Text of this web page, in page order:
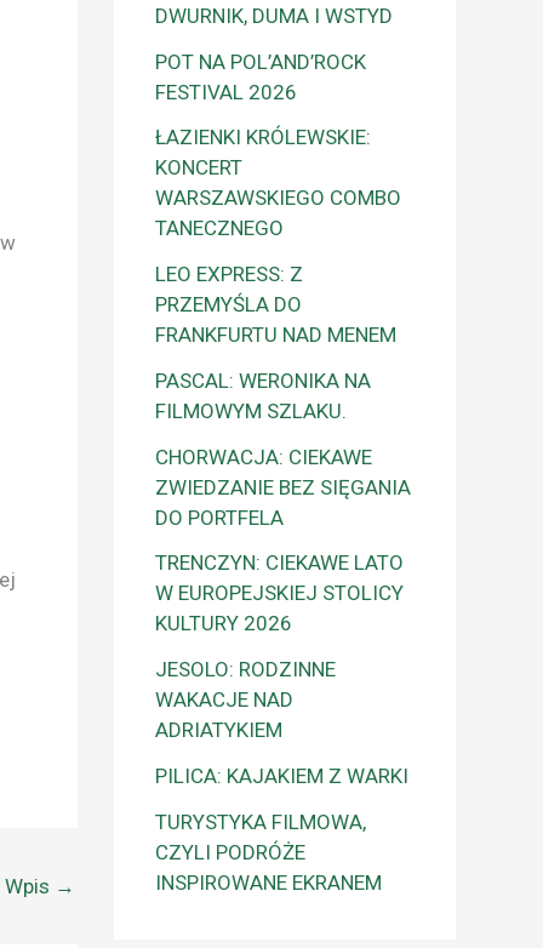
→
DWURNIK, DUMA I WSTYD
POT NA POL’AND’ROCK
FESTIVAL 2026
ŁAZIENKI KRÓLEWSKIE:
KONCERT
WARSZAWSKIEGO COMBO
TANECZNEGO
LEO EXPRESS: Z
PRZEMYŚLA DO
FRANKFURTU NAD MENEM
PASCAL: WERONIKA NA
FILMOWYM SZLAKU.
CHORWACJA: CIEKAWE
ZWIEDZANIE BEZ SIĘGANIA
DO PORTFELA
TRENCZYN: CIEKAWE LATO
W EUROPEJSKIEJ STOLICY
KULTURY 2026
JESOLO: RODZINNE
WAKACJE NAD
ADRIATYKIEM
PILICA: KAJAKIEM Z WARKI
TURYSTYKA FILMOWA,
CZYLI PODRÓŻE
INSPIROWANE EKRANEM